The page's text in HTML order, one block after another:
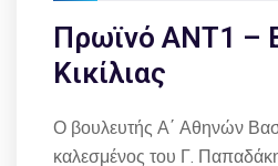
Πρωϊνό ΑΝΤ1 –
Κικίλιας
Ο βουλευτής Α΄ Αθηνών
καλεσμένος του Γ.